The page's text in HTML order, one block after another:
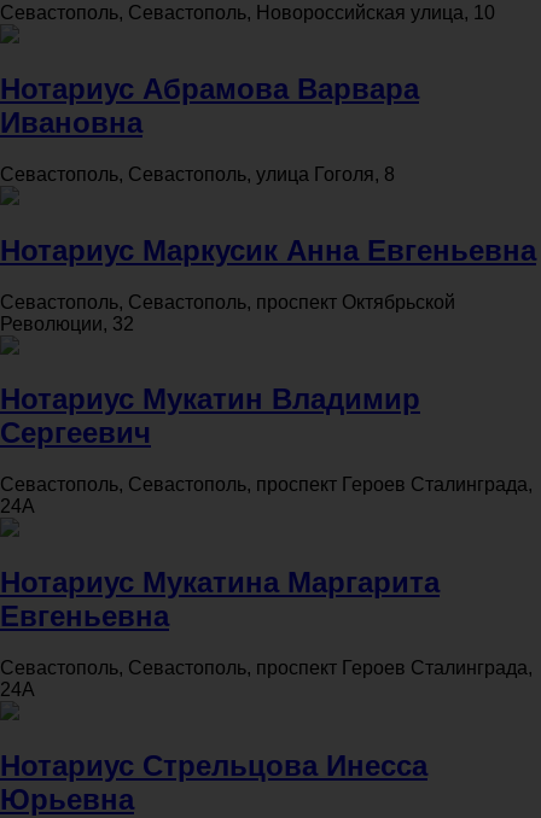
Севастополь, Севастополь, Новороссийская улица, 10
Нотариус Абрамова Варвара
Ивановна
Севастополь, Севастополь, улица Гоголя, 8
Нотариус Маркусик Анна Евгеньевна
Севастополь, Севастополь, проспект Октябрьской
Революции, 32
Нотариус Мукатин Владимир
Сергеевич
Севастополь, Севастополь, проспект Героев Сталинграда,
24А
Нотариус Мукатина Маргарита
Евгеньевна
Севастополь, Севастополь, проспект Героев Сталинграда,
24А
Нотариус Стрельцова Инесса
Юрьевна